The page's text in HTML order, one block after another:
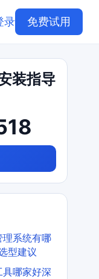
录 免费试用
装指导
系统有哪
型建议
哪家好深